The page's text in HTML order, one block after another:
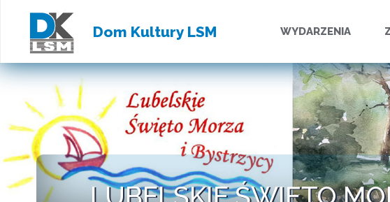
Dom Kultury LSM
treści
WYDARZENIA